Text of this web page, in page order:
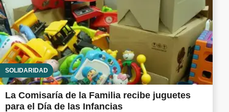
SOLIDARIDAD
La Comisaría de la Familia recibe juguetes
para el Día de las Infancias